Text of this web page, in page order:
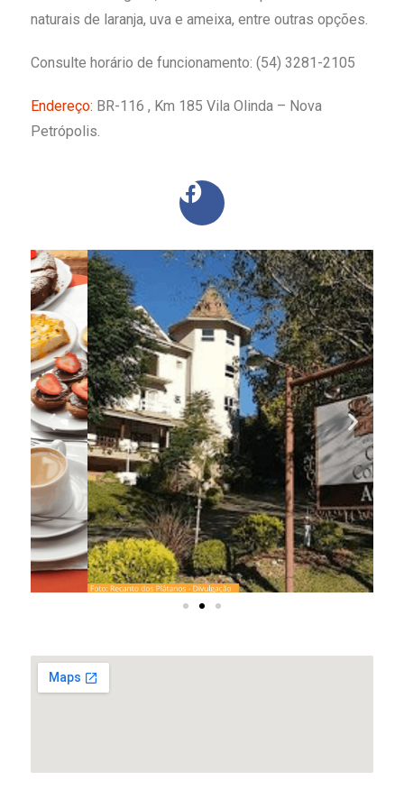
naturais de laranja, uva e ameixa, entre outras opções.
Consulte horário de funcionamento: (54) 3281-2105
Endereço: BR-116 , Km 185 Vila Olinda – Nova
Petrópolis.